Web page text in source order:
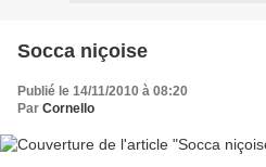
Socca niçoise
Publié le 14/11/2010 à 08:20
Par Cornello